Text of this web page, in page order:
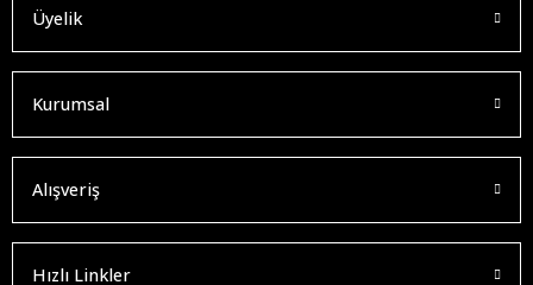
Üyelik
Kurumsal
Alışveriş
Hızlı Linkler